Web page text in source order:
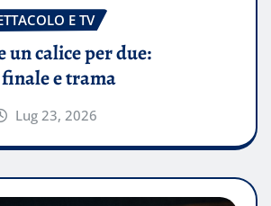
E TV
un calice per due:
e trama
Lug 23, 2026